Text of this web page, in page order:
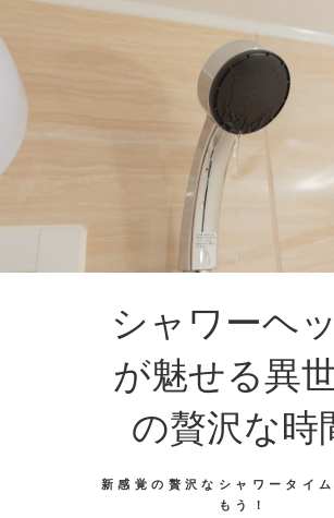
シャワーヘ
が魅せる異
の贅沢な時
新感覚の贅沢なシャワータイム
もう！